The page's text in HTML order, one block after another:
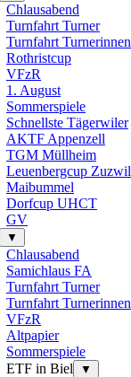
Chlausabend
Turnfahrt Turner
Turnfahrt Turnerinnen
Rothristcup
VFzR
1. August
Sommerspiele
Schnellste Tägerwiler
AKTF Appenzell
TGM Müllheim
Leuenbergcup Zuzwil
Maibummel
Dorfcup UHCT
GV
▼
Chlausabend
Samichlaus FA
Turnfahrt Turner
Turnfahrt Turnerinnen
VFzR
Altpapier
Sommerspiele
ETF in Biel
▼